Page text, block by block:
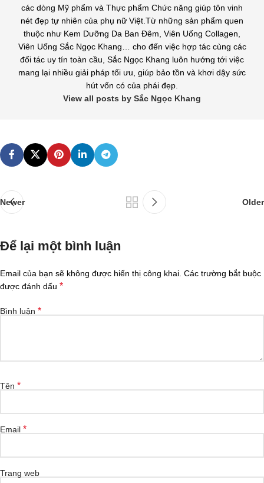
các dòng Mỹ phẩm và Thực phẩm Chức năng giúp tôn vinh
nét đẹp tự nhiên của phụ nữ Việt.Từ những sản phẩm quen
thuộc như Kem Dưỡng Da Ban Đêm, Viên Uống Collagen,
Viên Uống Sắc Ngọc Khang… cho đến việc hợp tác cùng các
đối tác uy tín toàn cầu, Sắc Ngọc Khang luôn hướng tới việc
mang lại nhiều giải pháp tối ưu, giúp bảo tồn và khơi dậy sức
hút vốn có của phái đẹp.
View all posts by Sắc Ngọc Khang
Newer Older
Để lại một bình luận
Email của bạn sẽ không được hiển thị công khai. Các trường bắt buộc
được đánh dấu *
Bình luận *
Tên *
Email *
Trang web